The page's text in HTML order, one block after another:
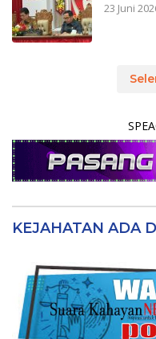
23 Juni
KEJAHATAN ADA